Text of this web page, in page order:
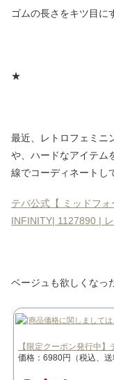
ゴムの長さをキツ目に
★
最近、レトロフェミニ
や、ハードなアイテム
線でコーディネートし
テバ公式【 ミッドフ
INFINITY| 1127890 |
ベージュも欲しくなっ
【限定クーポン発行中
価格：6980円（税込、